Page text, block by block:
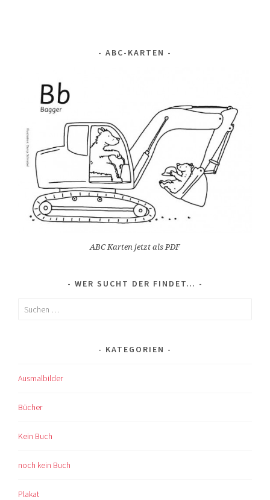
ABC-KARTEN
ABC Karten jetzt als PDF
WER SUCHT DER FINDET…
Suchen
KATEGORIEN
Ausmalbilder
Bücher
Kein Buch
noch kein Buch
Plakat